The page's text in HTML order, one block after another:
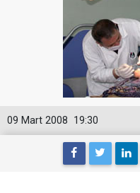
19:30
09 Mart 2008